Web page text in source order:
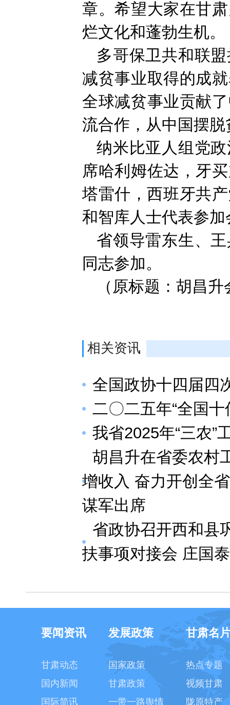
章。希望大家在甘
烂文化和蓬勃生机。
多哥保卫共和联
减贫事业取得的成
全球减贫事业贡献
流合作，从中国摆
纳米比亚人组党
席哈利姆佐达，牙
塔雷什，西班牙共
和智库人士代表参加
省领导雷东生、
同志参加。
（原标题：胡昌
相关资讯
全国政协十四届四
二〇二五年“全国
我省2025年“三农”
胡昌升在省委农村
增收入 奋力开创全
谋军出席
省政协召开西和县
扶事项对接会 庄国
要闻资讯
甘肃动态
国内新闻
国际简讯
发展政策
国家政策
甘肃政策
一带一路舆情
甘肃名
热点专题
视频甘肃
陇原特产